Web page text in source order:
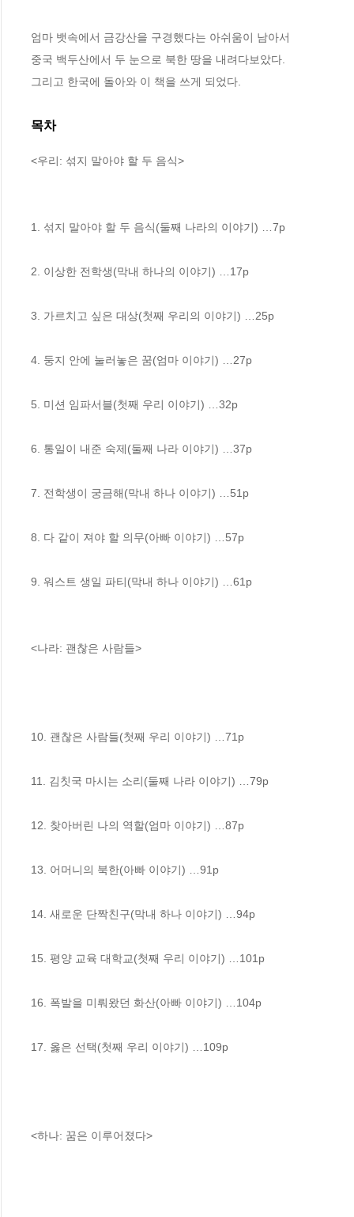
엄마 뱃속에서 금강산을 구경했다는 아쉬움이 남아서
중국 백두산에서 두 눈으로 북한 땅을 내려다보았다.
그리고 한국에 돌아와 이 책을 쓰게 되었다.
목차
<우리: 섞지 말아야 할 두 음식>
1. 섞지 말아야 할 두 음식(둘째 나라의 이야기) …7p
2. 이상한 전학생(막내 하나의 이야기) …17p
3. 가르치고 싶은 대상(첫째 우리의 이야기) …25p
4. 둥지 안에 눌러놓은 꿈(엄마 이야기) …27p
5. 미션 임파서블(첫째 우리 이야기) …32p
6. 통일이 내준 숙제(둘째 나라 이야기) …37p
7. 전학생이 궁금해(막내 하나 이야기) …51p
8. 다 같이 져야 할 의무(아빠 이야기) …57p
9. 워스트 생일 파티(막내 하나 이야기) …61p
<나라: 괜찮은 사람들>
10. 괜찮은 사람들(첫째 우리 이야기) …71p
11. 김칫국 마시는 소리(둘째 나라 이야기) …79p
12. 찾아버린 나의 역할(엄마 이야기) …87p
13. 어머니의 북한(아빠 이야기) …91p
14. 새로운 단짝친구(막내 하나 이야기) …94p
15. 평양 교육 대학교(첫째 우리 이야기) …101p
16. 폭발을 미뤄왔던 화산(아빠 이야기) …104p
17. 옳은 선택(첫째 우리 이야기) …109p
<하나: 꿈은 이루어졌다>